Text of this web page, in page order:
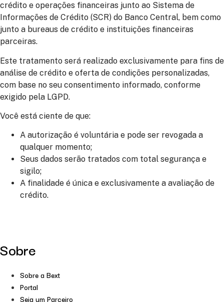
crédito e operações financeiras junto ao Sistema de
Informações de Crédito (SCR) do Banco Central, bem como
junto a bureaus de crédito e instituições financeiras
parceiras.
Este tratamento será realizado exclusivamente para fins de
análise de crédito e oferta de condições personalizadas,
com base no seu consentimento informado, conforme
exigido pela LGPD.
Você está ciente de que:
A autorização é voluntária e pode ser revogada a
qualquer momento;
Seus dados serão tratados com total segurança e
sigilo;
A finalidade é única e exclusivamente a avaliação de
crédito.
Sobre
Sobre a Bext
Portal
Seja um Parceiro